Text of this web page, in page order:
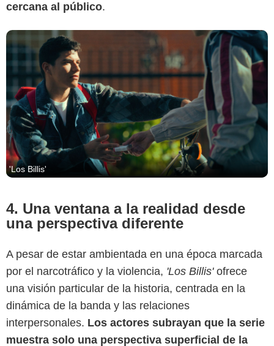
cercana al público.
'Los Billis'
4. Una ventana a la realidad desde
una perspectiva diferente
A pesar de estar ambientada en una época marcada
por el narcotráfico y la violencia, 'Los Billis' ofrece
una visión particular de la historia, centrada en la
dinámica de la banda y las relaciones
interpersonales. Los actores subrayan que la serie
muestra solo una perspectiva superficial de la
Prime Video